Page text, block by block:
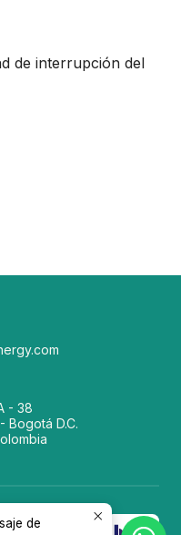
de interrupción del
- 38
Bogotá D.C.
de